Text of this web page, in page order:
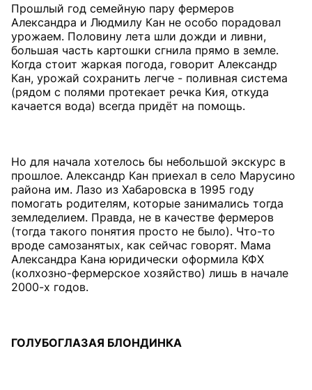
Прошлый год семейную пару фермеров
Александра и Людмилу Кан не особо порадовал
урожаем. Половину лета шли дожди и ливни,
большая часть картошки сгнила прямо в земле.
Когда стоит жаркая погода, говорит Александр
Кан, урожай сохранить легче - поливная система
(рядом с полями протекает речка Кия, откуда
качается вода) всегда придёт на помощь.
Но для начала хотелось бы небольшой экскурс в
прошлое. Александр Кан приехал в село Марусино
района им. Лазо из Хабаровска в 1995 году
помогать родителям, которые занимались тогда
земледелием. Правда, не в качестве фермеров
(тогда такого понятия просто не было). Что-то
вроде самозанятых, как сейчас говорят. Мама
Александра Кана юридически оформила КФХ
(колхозно-фермерское хозяйство) лишь в начале
2000-х годов.
ГОЛУБОГЛАЗАЯ БЛОНДИНКА